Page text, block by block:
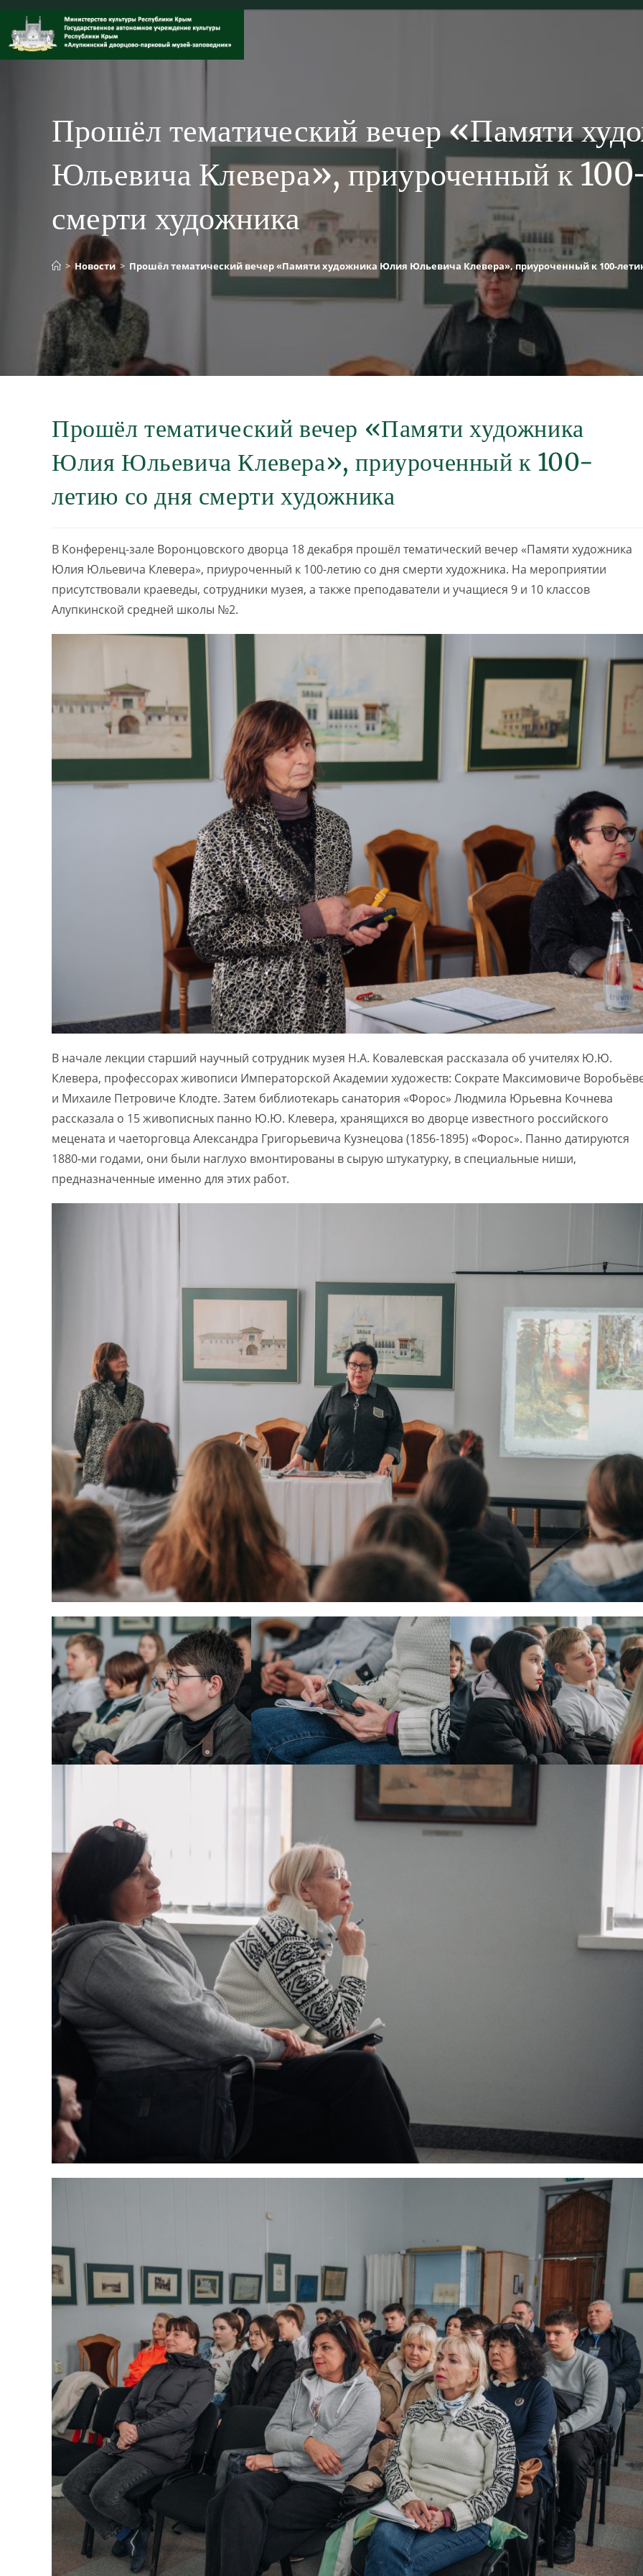
содержимому
Прошёл тематический вечер «Памяти
Юльевича Клевера», приуроченный к
смерти художника
> Новости > Прошёл тематический вечер «Памяти художника Юлия Юльевича Клевера», приуроченный к 100-
Прошёл тематический вечер «Памяти художника
Юлия Юльевича Клевера», приуроченный к 100-
летию со дня смерти художника
В Конференц-зале Воронцовского дворца 18 декабря прошёл тематический вечер «Памяти художника
Юлия Юльевича Клевера», приуроченный к 100-летию со дня смерти художника. На мероприятии
присутствовали краеведы, сотрудники музея, а также преподаватели и учащиеся 9 и 10 классов
Алупкинской средней школы №2.
В начале лекции старший научный сотрудник музея Н.А. Ковалевская рассказала об учителях Ю.Ю.
Клевера, профессорах живописи Императорской Академии художеств: Сократе Максимовиче
и Михаиле Петровиче Клодте. Затем библиотекарь санатория «Форос» Людмила Юрьевна Кочнева
рассказала о 15 живописных панно Ю.Ю. Клевера, хранящихся во дворце известного российского
мецената и чаеторговца Александра Григорьевича Кузнецова (1856-1895) «Форос». Панно датируются
1880-ми годами, они были наглухо вмонтированы в сырую штукатурку, в специальные ниши,
предназначенные именно для этих работ.